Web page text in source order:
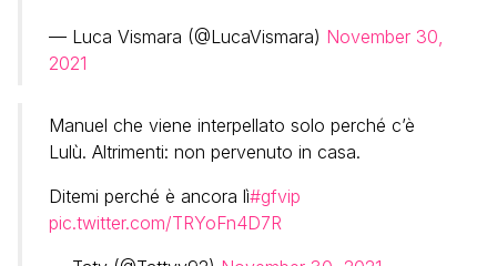
— Luca Vismara (@LucaVismara) November 30,
2021
Manuel che viene interpellato solo perché c’è
Lulù. Altrimenti: non pervenuto in casa.
Ditemi perché è ancora lì#gfvip
pic.twitter.com/TRYoFn4D7R